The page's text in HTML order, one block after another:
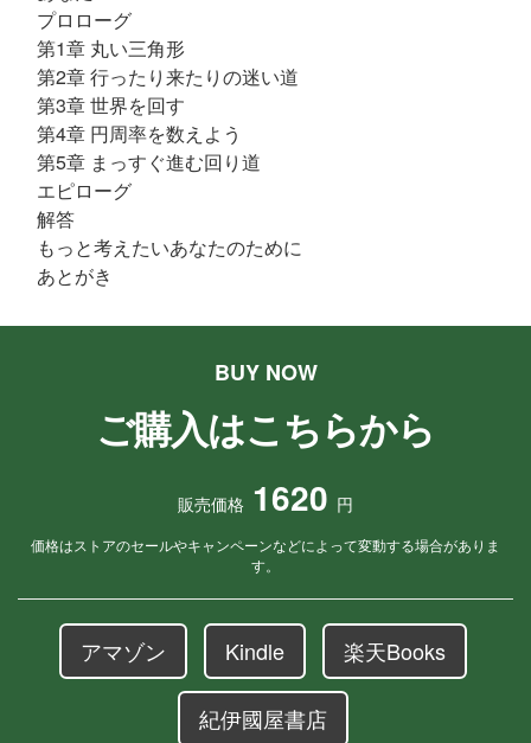
プロローグ
第1章 丸い三角形
第2章 行ったり来たりの迷い道
第3章 世界を回す
第4章 円周率を数えよう
第5章 まっすぐ進む回り道
エピローグ
解答
もっと考えたいあなたのために
あとがき
BUY NOW
ご購入はこちらから
販売価格 1620 円
価格はストアのセールやキャンペーンなどによって変動する場合がありま
す。
アマゾン Kindle 楽天Books
紀伊國屋書店